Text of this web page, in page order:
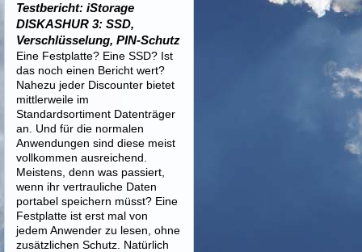
Testbericht: iStorage
DISKASHUR 3: SSD,
Verschlüsselung, PIN-Schutz
Eine Festplatte? Eine SSD? Ist
das noch einen Bericht wert?
Nahezu jeder Discounter bietet
mittlerweile im
Standardsortiment Datenträger
an. Und für die normalen
Anwendungen sind diese meist
vollkommen ausreichend.
Meistens, denn was passiert,
wenn ihr vertrauliche Daten
portabel speichern müsst? Eine
Festplatte ist erst mal von
jedem Anwender zu lesen, ohne
zusätzlichen Schutz. Natürlich